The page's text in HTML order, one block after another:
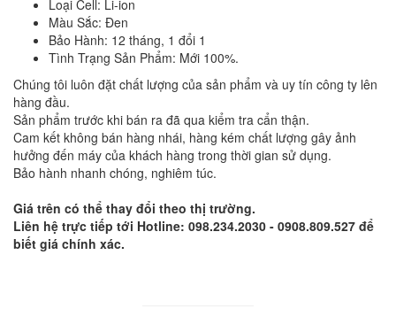
Loại Cell: Li-ion
Màu Sắc: Đen
Bảo Hành: 12 tháng, 1 đổi 1
Tình Trạng Sản Phẩm: Mới 100%.
Chúng tôi luôn đặt chất lượng của sản phẩm và uy tín công ty lên
hàng đầu.
Sản phẩm trước khi bán ra đã qua kiểm tra cẩn thận.
Cam kết không bán hàng nhái, hàng kém chất lượng gây ảnh
hưởng đến máy của khách hàng trong thời gian sử dụng.
Bảo hành nhanh chóng, nghiêm túc.
Giá trên có thể thay đổi theo thị trường.
Liên hệ trực tiếp tới Hotline: 098.234.2030 - 0908.809.527 để
biết giá chính xác.